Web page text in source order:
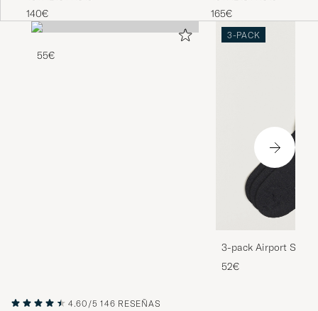
140€ 165€
55€
3-PACK
3-pack Airport
Melange
52€
4.60/5 146 RESEÑAS